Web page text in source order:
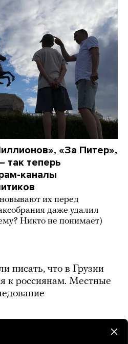
«За Питер»,
так теперь
каналы
их перед
даже удалил
Никто не понимает)
писать, что в Грузии
к россиянам. Местные
не открыли счет